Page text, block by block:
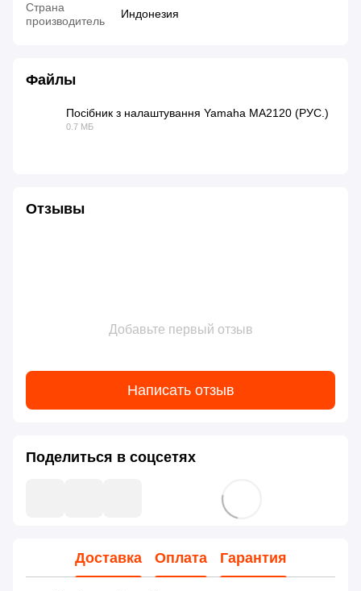
Страна
производитель
Индонезия
Файлы
Посібник з налаштування Yamaha MA2120 (РУС.)
0.7 МБ
Отзывы
Добавьте первый отзыв
Написать отзыв
Поделиться в соцсетях
Доставка Оплата Гарантия